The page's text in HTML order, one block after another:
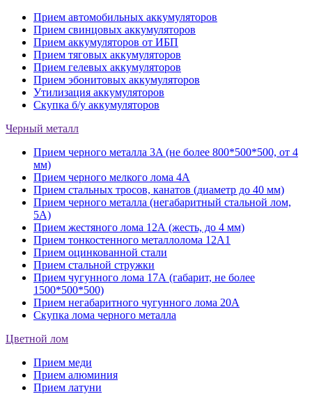
Прием автомобильных аккумуляторов
Прием свинцовых аккумуляторов
Прием аккумуляторов от ИБП
Прием тяговых аккумуляторов
Прием гелевых аккумуляторов
Прием эбонитовых аккумуляторов
Утилизация аккумуляторов
Скупка б/у аккумуляторов
Черный металл
Прием черного металла 3A (не более 800*500*500, от 4
мм)
Прием черного мелкого лома 4А
Прием стальных тросов, канатов (диаметр до 40 мм)
Прием черного металла (негабаритный стальной лом,
5A)
Прием жестяного лома 12А (жесть, до 4 мм)
Прием тонкостенного металлолома 12А1
Прием оцинкованной стали
Прием стальной стружки
Прием чугунного лома 17А (габарит, не более
1500*500*500)
Прием негабаритного чугунного лома 20А
Скупка лома черного металла
Цветной лом
Прием меди
Прием алюминия
Прием латуни